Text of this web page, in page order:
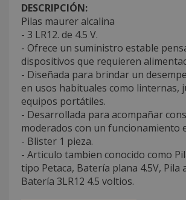
DESCRIPCIÓN:
Pilas maurer alcalina
- 3 LR12. de 4.5 V.
- Ofrece un suministro estable
dispositivos que requieren
- Diseñada para brindar un
en usos habituales como linternas,
equipos portátiles.
- Desarrollada para acompañar
moderados con un funcionamiento
- Blister 1 pieza.
- Articulo tambien conocido como
tipo Petaca, Batería plana 4.5V, Pila
Batería 3LR12 4.5 voltios.